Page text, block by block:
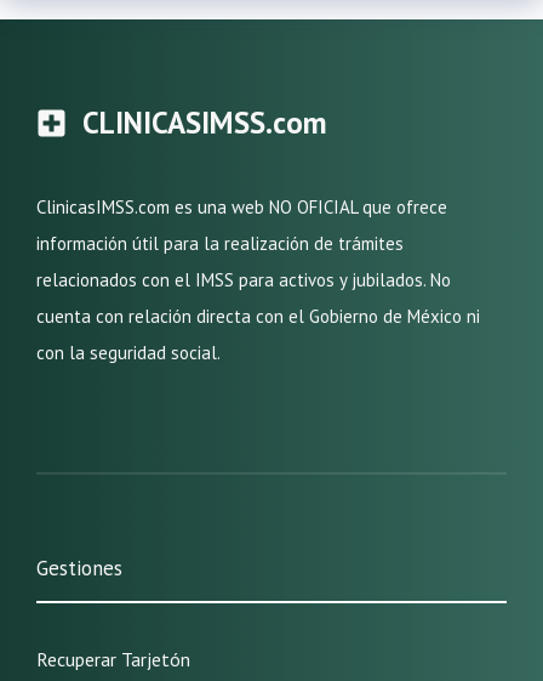
CLINICASIMSS.com
ClinicasIMSS.com es una web NO OFICIAL que ofrece
información útil para la realización de trámites
relacionados con el IMSS para activos y jubilados. No
cuenta con relación directa con el Gobierno de México ni
con la seguridad social.
Gestiones
Recuperar Tarjetón